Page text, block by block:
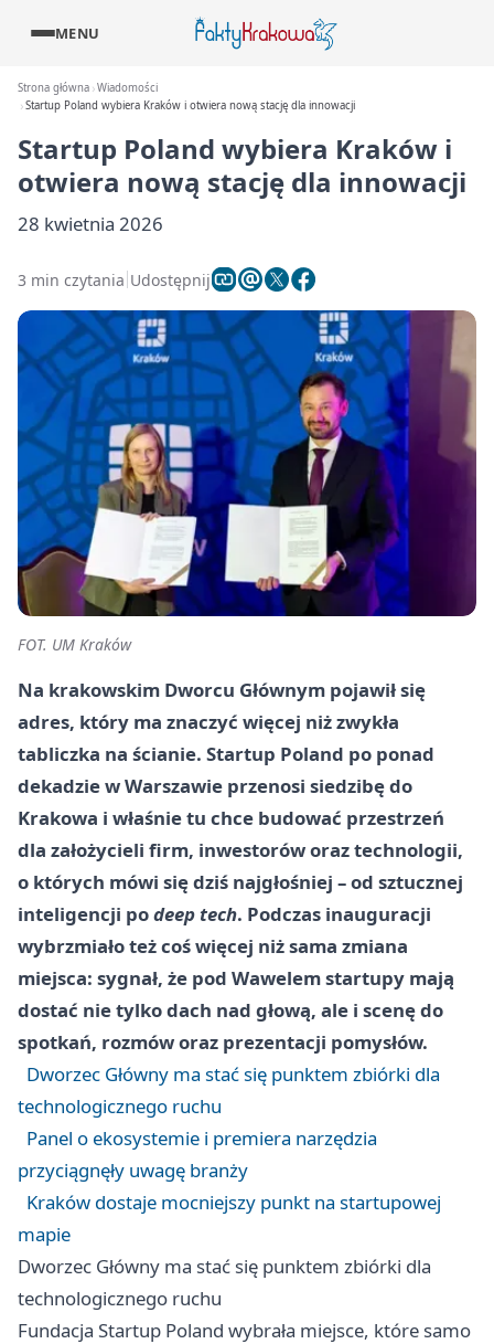
MENU
Strona główna Wiadomości
Startup Poland wybiera Kraków i otwiera nową stację dla innowacji
Startup Poland wybiera Kraków i
otwiera nową stację dla innowacji
28 kwietnia 2026
3 min czytania Udostępnij
FOT. UM Kraków
Na krakowskim Dworcu Głównym pojawił się
adres, który ma znaczyć więcej niż zwykła
tabliczka na ścianie. Startup Poland po ponad
dekadzie w Warszawie przenosi siedzibę do
Krakowa i właśnie tu chce budować przestrzeń
dla założycieli firm, inwestorów oraz technologii,
o których mówi się dziś najgłośniej – od sztucznej
inteligencji podeep tech. Podczas inauguracji
wybrzmiało też coś więcej niż sama zmiana
miejsca: sygnał, że pod Wawelem startupy mają
dostać nie tylko dach nad głową, ale i scenę do
spotkań, rozmów oraz prezentacji pomysłów.
Dworzec Główny ma stać się punktem zbiórki dla
technologicznego ruchu
Panel o ekosystemie i premiera narzędzia
przyciągnęły uwagę branży
Kraków dostaje mocniejszy punkt na startupowej
mapie
Dworzec Główny ma stać się punktem zbiórki dla
technologicznego ruchu
Fundacja Startup Poland wybrała miejsce, które samo